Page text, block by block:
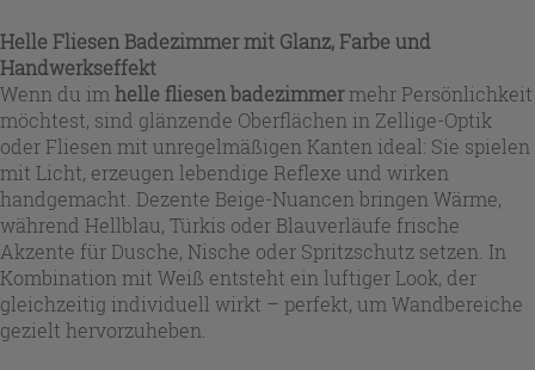
Helle Fliesen Badezimmer mit Glanz, Farbe und
Handwerkseffekt
Wenn du im helle fliesen badezimmermehr Persönlichkeit
möchtest, sind glänzende Oberflächen in Zellige-Optik
oder Fliesen mit unregelmäßigen Kanten ideal: Sie spielen
mit Licht, erzeugen lebendige Reflexe und wirken
handgemacht. Dezente Beige-Nuancen bringen Wärme,
während Hellblau, Türkis oder Blauverläufe frische
Akzente für Dusche, Nische oder Spritzschutz setzen. In
Kombination mit Weiß entsteht ein luftiger Look, der
gleichzeitig individuell wirkt – perfekt, um Wandbereiche
gezielt hervorzuheben.